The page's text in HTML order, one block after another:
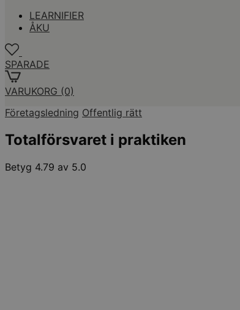
LEARNIFIER
ÅKU
SPARADE
VARUKORG (0)
Företagsledning Offentlig rätt
Totalförsvaret i praktiken
Betyg 4.79 av 5.0